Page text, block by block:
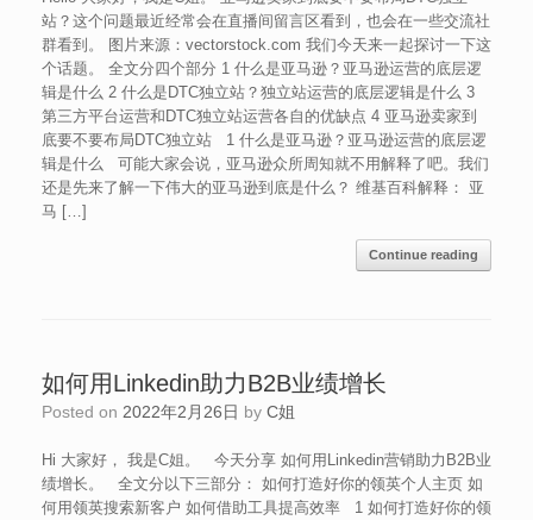
站？这个问题最近经常会在直播间留言区看到，也会在一些交流社
群看到。 图片来源：vectorstock.com 我们今天来一起探讨一下这
个话题。 全文分四个部分 1 什么是亚马逊？亚马逊运营的底层逻
辑是什么 2 什么是DTC独立站？独立站运营的底层逻辑是什么 3
第三方平台运营和DTC独立站运营各自的优缺点 4 亚马逊卖家到
底要不要布局DTC独立站 1 什么是亚马逊？亚马逊运营的底层逻
辑是什么 可能大家会说，亚马逊众所周知就不用解释了吧。我们
还是先来了解一下伟大的亚马逊到底是什么？ 维基百科解释： 亚
马 […]
Continue reading
如何用Linkedin助力B2B业绩增长
Posted on 2022年2月26日 by C姐
Hi 大家好， 我是C姐。 今天分享 如何用Linkedin营销助力B2B业
绩增长。 全文分以下三部分： 如何打造好你的领英个人主页 如
何用领英搜索新客户 如何借助工具提高效率 1 如何打造好你的领